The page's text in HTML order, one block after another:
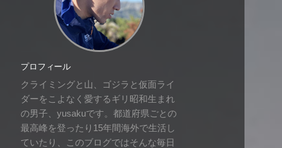
プロフィール
クライミングと山、ゴジラと仮面ライ
ダーをこよなく愛するギリ昭和生まれ
の男子、yusakuです。都道府県ごとの
最高峰を登ったり15年間海外で生活し
ていたり、このブログではそんな毎日